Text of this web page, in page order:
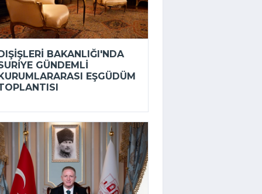
BAKANLIĞI'NDA
GÜNDEMLI
EŞGÜDÜM